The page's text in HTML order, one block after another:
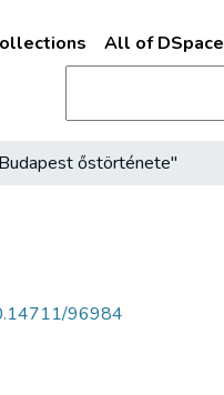
All of DSpace
őstörténete"
96984